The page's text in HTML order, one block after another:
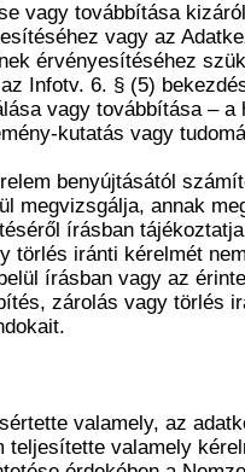
vagy továbbítása
vagy az
érvényesítéséhez
Infotv. 6. § (5)
vagy továbbítása – a
kutatás vagy
benyújtásától
megvizsgálja, annak
írásban
törlés iránti kérelmét
írásban vagy az
zárolás vagy törlés
valamely, az
teljesítette valamely